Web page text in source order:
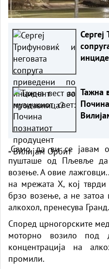
Тажна
„Само да ви се јавам
пушташе од Пљевље
возење. А овие
на мрежата Х, кој
брзо возење, а не затоа
алкохол, пренесува
Според црногорските
моторно возило под
концентрација на
промили.